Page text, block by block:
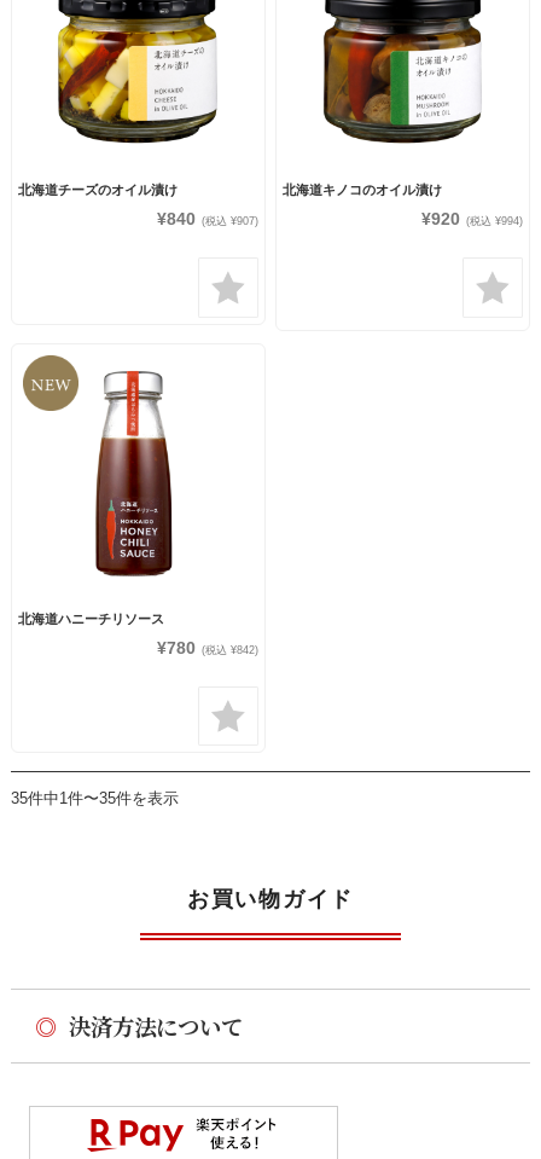
北海道チーズのオイル漬け
¥840 (税込 ¥907)
北海道キノコのオイル漬け
¥920 (税込 ¥994)
北海道ハニーチリソース
¥780 (税込 ¥842)
35件中1件〜35件を表示
お買い物ガイド
◎ 決済方法について